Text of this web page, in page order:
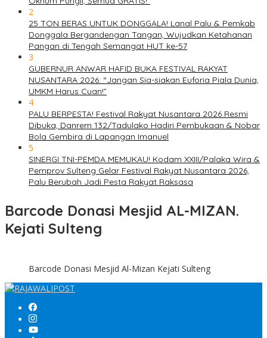
2
25 TON BERAS UNTUK DONGGALA! Lanal Palu & Pemkab
Donggala Bergandengan Tangan, Wujudkan Ketahanan
Pangan di Tengah Semangat HUT ke-57
3
GUBERNUR ANWAR HAFID BUKA FESTIVAL RAKYAT
NUSANTARA 2026: “Jangan Sia-siakan Euforia Piala Dunia,
UMKM Harus Cuan!”
4
PALU BERPESTA! Festival Rakyat Nusantara 2026 Resmi
Dibuka, Danrem 132/Tadulako Hadiri Pembukaan & Nobar
Bola Gembira di Lapangan Imanuel
5
SINERGI TNI-PEMDA MEMUKAU! Kodam XXIII/Palaka Wira &
Pemprov Sulteng Gelar Festival Rakyat Nusantara 2026,
Palu Berubah Jadi Pesta Rakyat Raksasa
Barcode Donasi Mesjid AL-MIZAN.
Kejati Sulteng
Barcode Donasi Mesjid Al-Mizan Kejati Sulteng